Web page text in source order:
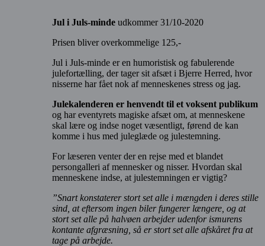
Jul i Juls-minde udkommer 31/10-2020
Prisen bliver overkommelige 125,-
Jul i Juls-minde er en humoristisk og fabulerende
julefortælling, der tager sit afsæt i Bjerre Herred, hvor
nisserne har fået nok af menneskenes stress og jag.
Julekalenderen er henvendt til et voksent publikum
og har eventyrets magiske afsæt om, at menneskene
skal lære og indse noget væsentligt, førend de kan
komme i hus med juleglæde og julestemning.
For læseren venter der en rejse med et blandet
persongalleri af mennesker og nisser. Hvordan skal
menneskene indse, at julestemningen er vigtig?
”Snart konstaterer stort set alle i mængden i deres stille
sind, at eftersom ingen biler fungerer længere, og at
stort set alle på halvøen arbejder udenfor ismurens
kontante afgræsning, så er stort set alle afskåret fra at
tage på arbejde.